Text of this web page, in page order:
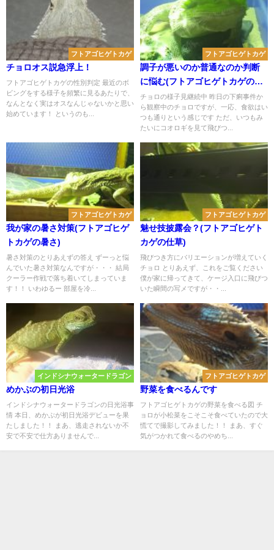
フトアゴヒゲトカゲ
チョロオス説急浮上！
フトアゴヒゲトカゲの性別判定 最近のボ
ビングをする様子を頻繁に見るあたりで、
なんとなく実はオスなんじゃないかと思い
始めています！ というのも...
フトアゴヒゲトカゲ
調子が悪いのか普通なのか判断
に悩む(フトアゴヒゲトカゲの体
調管理)
チョロの様子見継続中 昨日の下痢事件か
ら観察中のチョロですが、一応、食欲はい
つも通りという感じです ただ、いつもみ
たいにコオロギを見て飛びつ...
フトアゴヒゲトカゲ
我が家の暑さ対策(フトアゴヒゲ
トカゲの暑さ)
暑さ対策のとりあえずの答え ずーっと悩
んでいた暑さ対策なんですが・・・ 結局
クーラー作戦で落ち着いてしまっていま
す！！ いわゆるー 部屋を冷...
フトアゴヒゲトカゲ
魅せ技披露会？(フトアゴヒゲト
カゲの仕草)
飛びつき方にバリエーションが増えていく
チョロ とりあえず、これをご覧ください
僕が家に帰ってきて、ケージ入口に飛びつ
いた瞬間の写メですが・・...
インドシナウォータードラゴン
めかぶの初日光浴
インドシナウォータードラゴンの日光浴事
情 本日、めかぶが初日光浴デビューを果
たしました！！ まあ、逃走されないか不
安で不安で仕方ありませんで...
フトアゴヒゲトカゲ
野菜を食べるんです
フトアゴヒゲトカゲの野菜を食べる図 チ
ョロが小松菜をこそこそ食べていたので大
慌てで撮影してみました！！ まあ、すぐ
気がつかれて食べるのやめち...